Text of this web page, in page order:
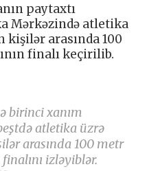
paytaxtı
Mərkəzində atletika
kişilər arasında 100
finalı keçirilib.
birinci xanım
atletika üzrə
arasında 100 metr
finalını izləyiblər.